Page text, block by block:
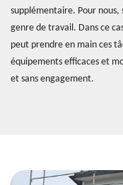
supplémentaire. Pour nous,
genre de travail. Dans ce
peut prendre en main ces
équipements efficaces et
et sans engagement.